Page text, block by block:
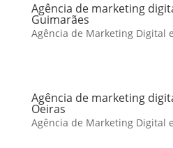
Agência de marketing
Guimarães
Agência de Marketing Digital
Agência de marketing
Oeiras
Agência de Marketing Digital